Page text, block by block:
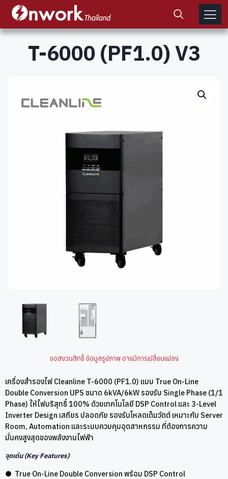
T-6000 (PF1.0) V3
ขอสงวนสิทธิ์ ข้อมูลรูปภาพ อาจมีการเปลี่ยนแปลง
เครื่องสำรองไฟ Cleanline T-6000 (PF1.0) แบบ True On-Line
Double Conversion UPS ขนาด 6kVA/6kW รองรับ Single Phase (1/1
Phase) ให้ไฟบริสุทธิ์ 100% ด้วยเทคโนโลยี DSP Control และ 3-Level
Inverter Design เสถียร ปลอดภัย รองรับโหลดเต็มวัตต์ เหมาะกับ Server
Room, Automation และระบบควบคุมอุตสาหกรรม ที่ต้องการความ
มั่นคงสูงสุดของพลังงานไฟฟ้า
จุดเด่น (Key Features)
● True On-Line Double Conversion พร้อม DSP Control